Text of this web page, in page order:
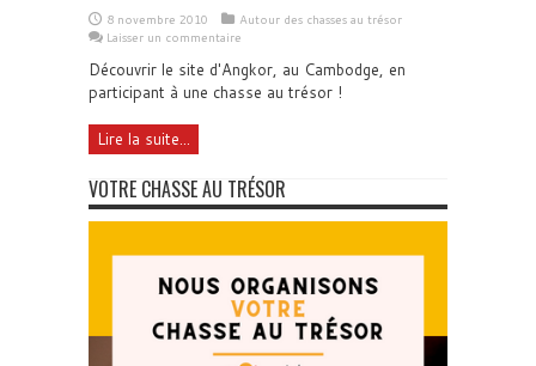
8 novembre 2010
Autour des chasses au trésor
Laisser un commentaire
Découvrir le site d'Angkor, au Cambodge, en
participant à une chasse au trésor !
Lire la suite...
VOTRE CHASSE AU TRÉSOR